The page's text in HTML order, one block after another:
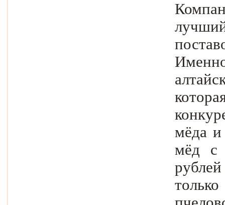
мёда и
мёд с